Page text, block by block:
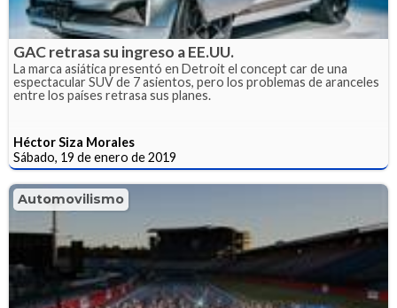
GAC retrasa su ingreso a EE.UU.
La marca asiática presentó en Detroit el concept car de una
espectacular SUV de 7 asientos, pero los problemas de aranceles
entre los países retrasa sus planes.
Héctor Siza Morales
Sábado, 19 de enero de 2019
Automovilismo